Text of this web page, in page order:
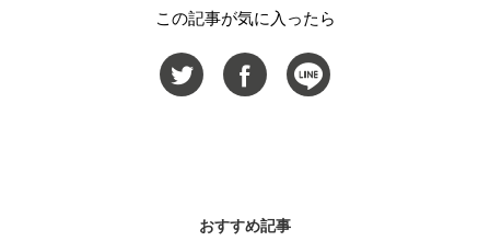
この記事が気に入ったら
おすすめ記事